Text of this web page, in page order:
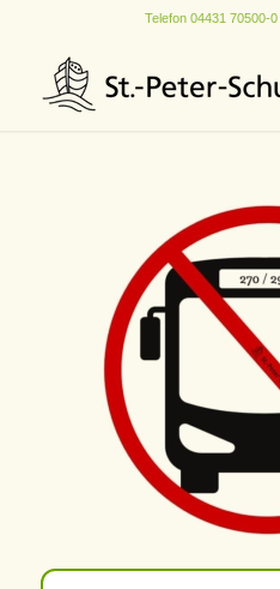
Telefon04431 70500-0